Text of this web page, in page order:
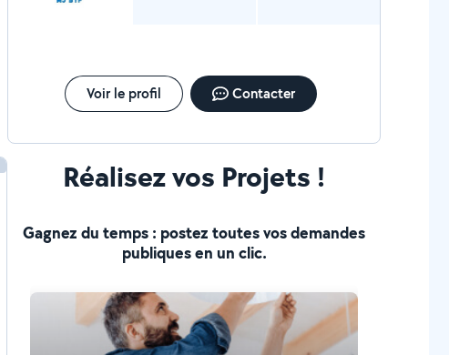
Voir le profil Contacter
Réalisez vos Projets !
Gagnez du temps : postez toutes vos demandes
publiques en un clic.